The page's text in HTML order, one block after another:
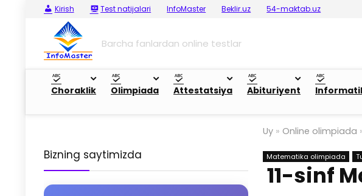
Kirish Test natijalari InfoMaster Beklir.uz 54-maktab.uz
Barcha fanlardan online testlar
Choraklik Olimpiada Attestatsiya Abituriyent
Uy » Online olimpiada
Matematika olimpiada
11-sinf
Bizning saytimizda